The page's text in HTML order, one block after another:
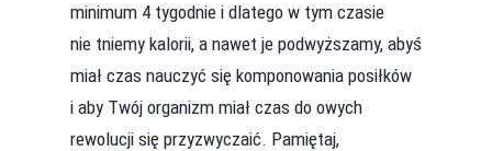
minimum 4 tygodnie i dlatego w tym czasie
nie tniemy kalorii, a nawet je podwyższamy, abyś
miał czas nauczyć się komponowania posiłków
i aby Twój organizm miał czas do owych
rewolucji się przyzwyczaić. Pamiętaj,